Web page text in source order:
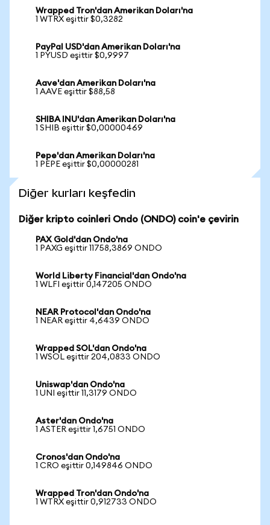
Wrapped Tron'dan Amerikan Doları'na
1 WTRX eşittir $0,3282
PayPal USD'dan Amerikan Doları'na
1 PYUSD eşittir $0,9997
Aave'dan Amerikan Doları'na
1 AAVE eşittir $88,58
SHIBA INU'dan Amerikan Doları'na
1 SHIB eşittir $0,00000469
Pepe'dan Amerikan Doları'na
1 PEPE eşittir $0,00000281
Diğer kurları keşfedin
Diğer kripto coinleri Ondo (ONDO) coin'e çevirin
PAX Gold'dan Ondo'na
1 PAXG eşittir 11758,3869 ONDO
World Liberty Financial'dan Ondo'na
1 WLFI eşittir 0,147205 ONDO
NEAR Protocol'dan Ondo'na
1 NEAR eşittir 4,6439 ONDO
Wrapped SOL'dan Ondo'na
1 WSOL eşittir 204,0833 ONDO
Uniswap'dan Ondo'na
1 UNI eşittir 11,3179 ONDO
Aster'dan Ondo'na
1 ASTER eşittir 1,6751 ONDO
Cronos'dan Ondo'na
1 CRO eşittir 0,149846 ONDO
Wrapped Tron'dan Ondo'na
1 WTRX eşittir 0,912733 ONDO